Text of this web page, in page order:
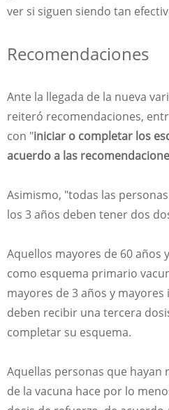
ver si siguen siendo tan
Recomendaciones
Ante la llegada de la nueva
reiteró recomendaciones,
con "iniciar o completar los
acuerdo a las
Asimismo, "todas las
los 3 años deben tener dos
Aquellos mayores de 60 años
como esquema primario
mayores de 3 años y
deben recibir una tercera
completar su esquema.
Aquellas personas que hayan
de la vacuna hace por lo